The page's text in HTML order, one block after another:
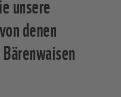
denen